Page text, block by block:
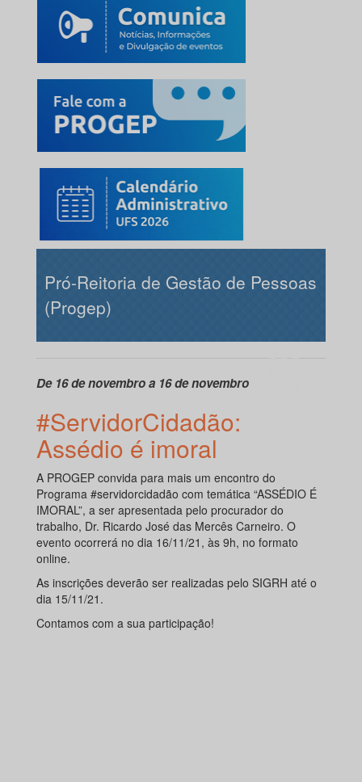
Pró-Reitoria de Gestão de Pessoas
(Progep)
De 16 de novembro a 16 de novembro
#ServidorCidadão:
Assédio é imoral
A PROGEP convida para mais um encontro do
Programa #servidorcidadão com temática “ASSÉDIO É
IMORAL”, a ser apresentada pelo procurador do
trabalho, Dr. Ricardo José das Mercês Carneiro. O
evento ocorrerá no dia 16/11/21, às 9h, no formato
online.
As inscrições deverão ser realizadas pelo SIGRH até o
dia 15/11/21.
Contamos com a sua participação!